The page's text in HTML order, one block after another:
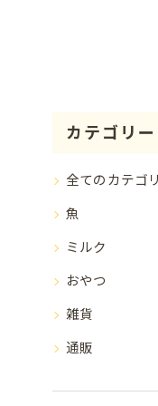
カテゴリー
全てのカテゴ
魚
ミルク
おやつ
雑貨
通販